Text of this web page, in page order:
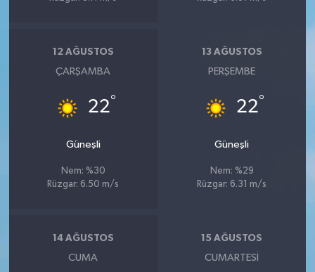
12 AĞUSTOS
ÇARŞAMBA
22°
Güneşli
Nem: %30
Rüzgar: 6.50 m/s
13 AĞUSTOS
PERŞEMBE
22°
Güneşli
Nem: %29
Rüzgar: 6.31 m/s
14 AĞUSTOS
CUMA
15 AĞUSTOS
CUMARTESI